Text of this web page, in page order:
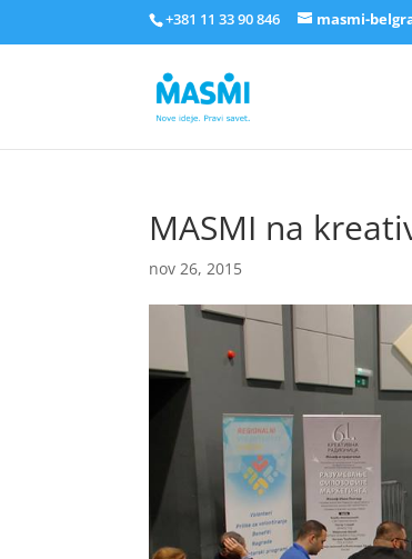
+381 11 33 90 846 masmi-
MASMI na
nov 26, 2015